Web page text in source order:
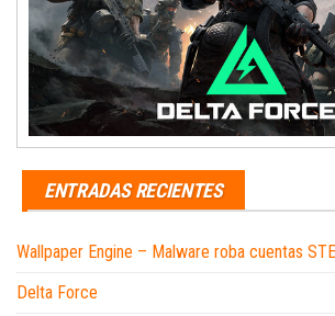
ENTRADAS RECIENTES
Wallpaper Engine – Malware roba cuentas
Delta Force